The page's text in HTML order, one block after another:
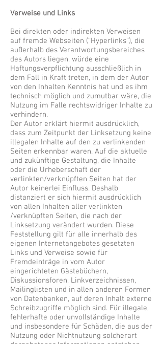
Verweise und Links
Bei direkten oder indirekten Verweisen
auf fremde Webseiten (“Hyperlinks”), die
außerhalb des Verantwortungsbereiches
des Autors liegen, würde eine
Haftungsverpflichtung ausschließlich in
dem Fall in Kraft treten, in dem der Autor
von den Inhalten Kenntnis hat und es ihm
technisch möglich und zumutbar wäre, die
Nutzung im Falle rechtswidriger Inhalte zu
verhindern.
Der Autor erklärt hiermit ausdrücklich,
dass zum Zeitpunkt der Linksetzung keine
illegalen Inhalte auf den zu verlinkenden
Seiten erkennbar waren. Auf die aktuelle
und zukünftige Gestaltung, die Inhalte
oder die Urheberschaft der
verlinkten/verknüpften Seiten hat der
Autor keinerlei Einfluss. Deshalb
distanziert er sich hiermit ausdrücklich
von allen Inhalten aller verlinkten
/verknüpften Seiten, die nach der
Linksetzung verändert wurden. Diese
Feststellung gilt für alle innerhalb des
eigenen Internetangebotes gesetzten
Links und Verweise sowie für
Fremdeinträge in vom Autor
eingerichteten Gästebüchern,
Diskussionsforen, Linkverzeichnissen,
Mailinglisten und in allen anderen Formen
von Datenbanken, auf deren Inhalt externe
Schreibzugriffe möglich sind. Für illegale,
fehlerhafte oder unvollständige Inhalte
und insbesondere für Schäden, die aus der
Nutzung oder Nichtnutzung solcherart